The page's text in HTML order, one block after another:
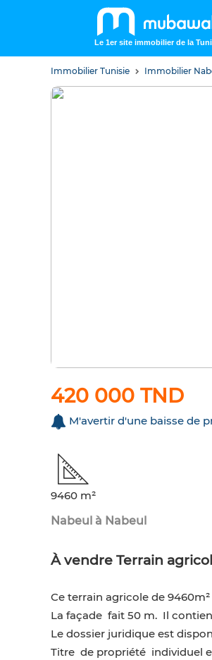
Le 1er site immobilier de la
Immobilier Tunisie Immobilier
420 000 TND
M'avertir d'une baisse de
9460 m²
Nabeul à Nabeul
À vendre Terrain
Ce terrain agricole de
La façade fait 50 m. Il
Le dossier juridique est
Titre de propriété individuel